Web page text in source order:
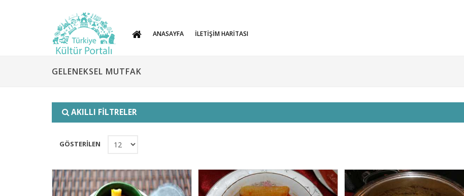
ANASAYFA İLETİŞİM HARİTASI
GELENEKSEL MUTFAK
AKILLI FİLTRELER
GÖSTERİLEN